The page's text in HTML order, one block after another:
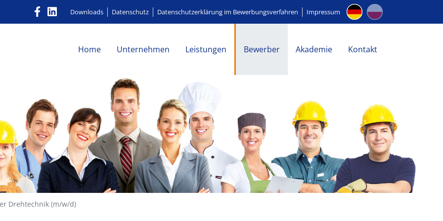
Downloads Datenschutz Datenschutzerklärung im Bewerbungsverfahren Impressum
Home Unternehmen Leistungen Bewerber Akademie Kontakt
Drehtechnik (m/w/d)